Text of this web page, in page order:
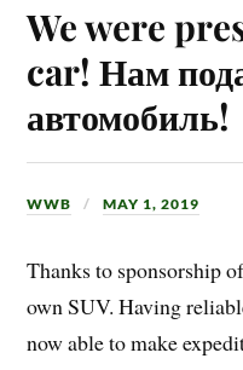
We were
car! Нам
автомобиль!
WWB MAY 1, 2019
Thanks to sponsorship
own SUV. Having
now able to make